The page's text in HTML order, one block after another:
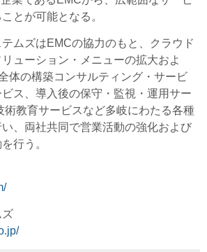
とが可能となる。
ムズはEMCの協力のもと、クラウド
ューション・メニューの拡大およ
体の構築コンサルティング・サービ
ス、導入後の保守・監視・運用サー
術教育サービスなど多岐にわたる各種
、両社共同で営業活動の強化および
行う。
ズ